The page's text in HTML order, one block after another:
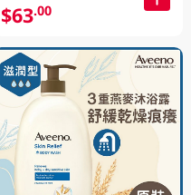
$63.00